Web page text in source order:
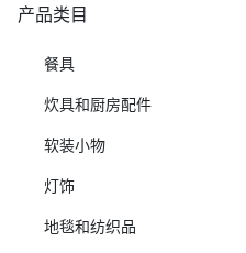
产品类目
餐具
炊具和厨房配件
软装小物
灯饰
地毯和纺织品